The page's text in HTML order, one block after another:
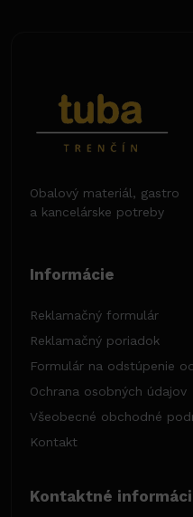
Obalový materiál, gastro
a kancelárske potreby
Informácie
Reklamačný formulár
Reklamačný poriadok
Formulár na odstúpenie
Ochrana osobných údajov
Všeobecné obchodné
Kontakt
Kontaktné